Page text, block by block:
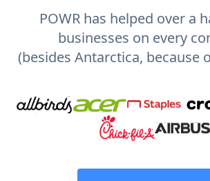
POWR has helped over a
businesses on every
(besides Antarctica, because